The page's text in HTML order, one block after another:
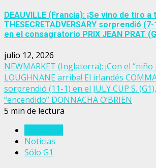
DEAUVILLE (Francia): ¡Se vino de tiro a
THESECRETADVERSARY sorprendió (7-
en el consagratorio PRIX JEAN PRAT
julio 12, 2026
NEWMARKET (Inglaterra): ¡Con el
LOUGHNANE arriba! El irlandés
sorprendió (11-1) en el JULY CUP S.
“encendido” DONNACHA O’BRIEN
5 min de lectura
Noticias
Sólo G1